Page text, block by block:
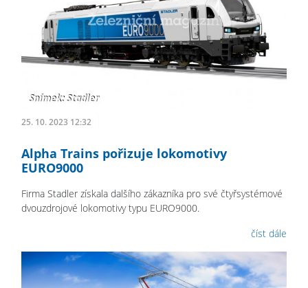
25. 10. 2023 12:32
Alpha Trains pořizuje lokomotivy
EURO9000
Firma Stadler získala dalšího zákazníka pro své čtyřsystémové
dvouzdrojové lokomotivy typu EURO9000.
číst dále